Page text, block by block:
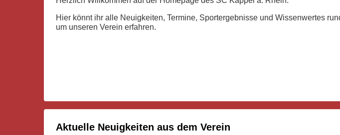
Hier könnt ihr alle Neuigkeiten, Termine, Sportergebnisse und Wissenwertes
um unseren Verein erfahren.
Aktuelle Neuigkeiten aus dem Verein